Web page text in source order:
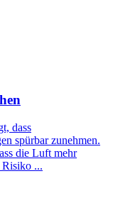
dass
spürbar zunehmen.
die Luft mehr
Risiko ...